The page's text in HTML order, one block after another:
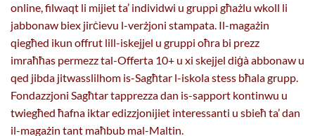
online, filwaqt li mijiet ta’ individwi u gruppi għażlu wkoll li
jabbonaw biex jirċievu l-verżjoni stampata. Il-magażin
qiegħed ikun offrut lill-iskejjel u gruppi oħra bi prezz
imraħħas permezz tal-Offerta 10+ u xi skejjel diġà abbonaw u
qed jibda jitwasslilhom is-Sagħtar l-iskola stess bħala grupp.
Fondazzjoni Sagħtar tapprezza dan is-sapport kontinwu u
twiegħed ħafna iktar edizzjonijiet interessanti u sbieħ ta’ dan
il-magażin tant maħbub mal-Maltin.